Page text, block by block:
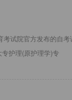
考试院官方发布的自考
护理(原护理学)专